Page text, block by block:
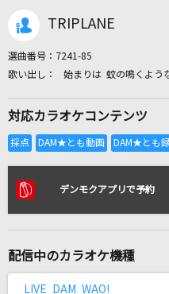
全
リアルタイムで
川崎鷹也
TRIPLANE
選曲番号： 7241-85
始まりは 蚊の鳴くよう
対応カラオケコンテンツ
デンモクアプリで予約
配信中のカラオケ機種
LIVE DAM WAO!